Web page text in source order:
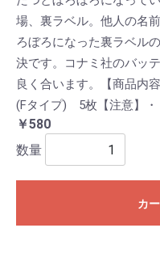
場、裏ラベル。他人の名
ろぼろになった裏ラベル
決です。コナミ社のバッ
良く合います。【商品内
(Fタイプ) 5枚【注意】・
￥580
数量
カ